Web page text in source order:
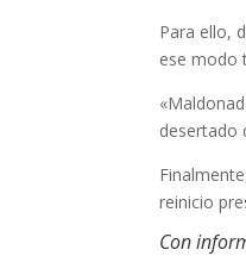
Para ello,
ese modo
desertado
reinicio
Con